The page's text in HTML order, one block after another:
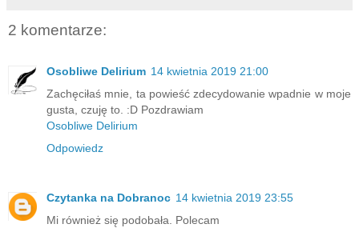
2 komentarze:
Osobliwe Delirium 14 kwietnia 2019 21:00
Zachęciłaś mnie, ta powieść zdecydowanie wpadnie w moje
gusta, czuję to. :D Pozdrawiam
Osobliwe Delirium
Odpowiedz
Czytanka na Dobranoc 14 kwietnia 2019 23:55
Mi również się podobała. Polecam